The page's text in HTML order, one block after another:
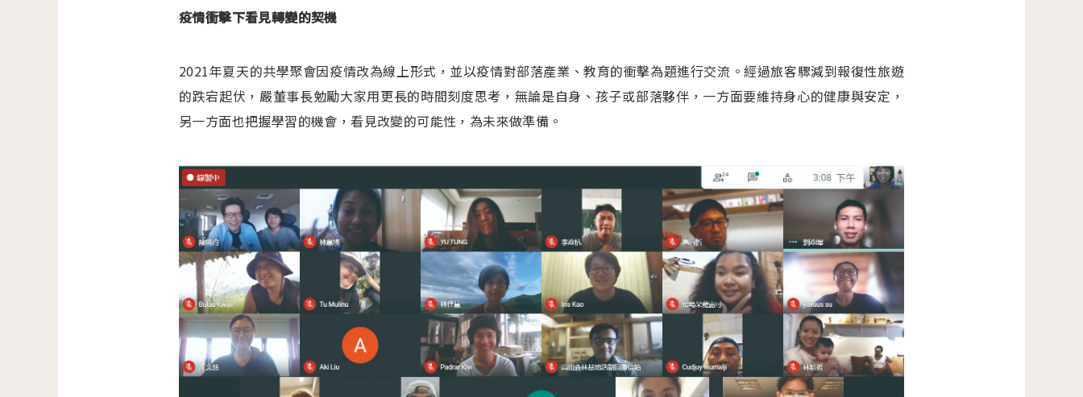
疫情衝擊下看見轉變的契機
2021年夏天的共學聚會因疫情改為線上形式，並以疫情對部落產業、教育的衝擊為題進行交流。經過旅客驟減到報復性旅遊
的跌宕起伏，嚴董事長勉勵大家用更長的時間刻度思考，無論是自身、孩子或部落夥伴，一方面要維持身心的健康與安定，
另一方面也把握學習的機會，看見改變的可能性，為未來做準備。